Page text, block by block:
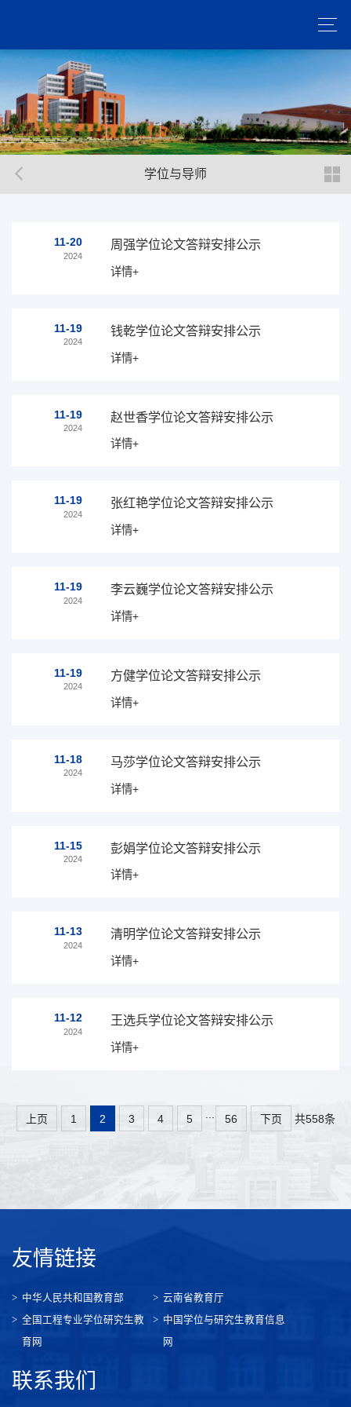
学位与导师
11-20
2024
周强学位论文答辩安排公示
详情+
11-19
2024
钱乾学位论文答辩安排公示
详情+
11-19
2024
赵世香学位论文答辩安排公示
详情+
11-19
2024
张红艳学位论文答辩安排公示
详情+
11-19
2024
李云巍学位论文答辩安排公示
详情+
11-19
2024
方健学位论文答辩安排公示
详情+
11-18
2024
马莎学位论文答辩安排公示
详情+
11-15
2024
彭娟学位论文答辩安排公示
详情+
11-13
2024
清明学位论文答辩安排公示
详情+
11-12
2024
王选兵学位论文答辩安排公示
详情+
上页 1 2 3 4 5 56 下页 共558条
友情链接
中华人民共和国教育部
云南省教育厅
全国工程专业学位研究生教
育网
中国学位与研究生教育信息
网
联系我们